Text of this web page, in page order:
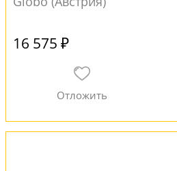
16 575 ₽